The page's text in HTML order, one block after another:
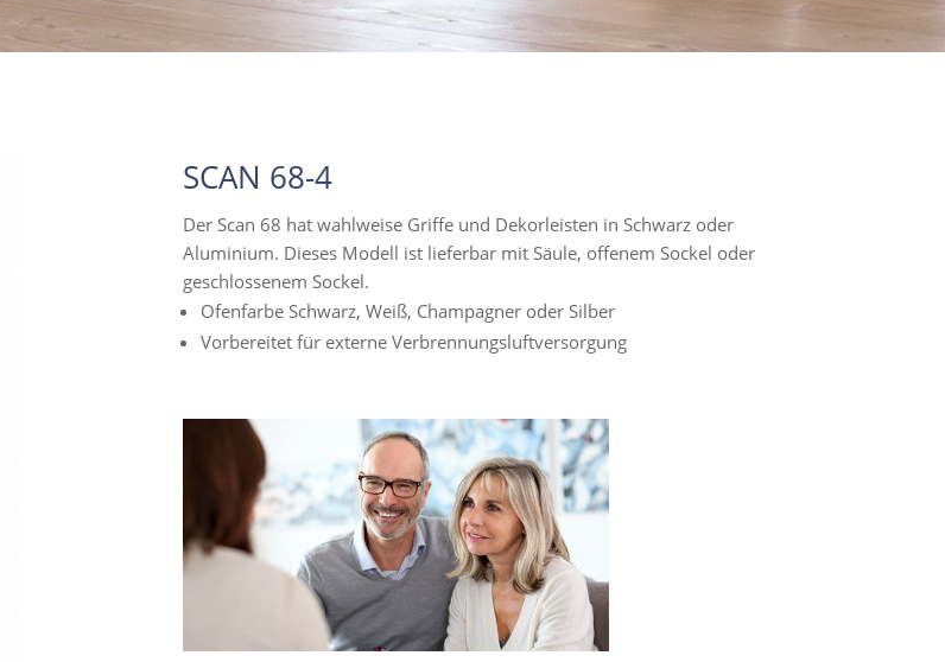
SCAN 68-4
Der Scan 68 hat wahlweise Griffe und Dekorleisten in Schwarz oder
Aluminium. Dieses Modell ist lieferbar mit Säule, offenem Sockel oder
geschlossenem Sockel.
Ofenfarbe Schwarz, Weiß, Champagner oder Silber
Vorbereitet für externe Verbrennungsluftversorgung